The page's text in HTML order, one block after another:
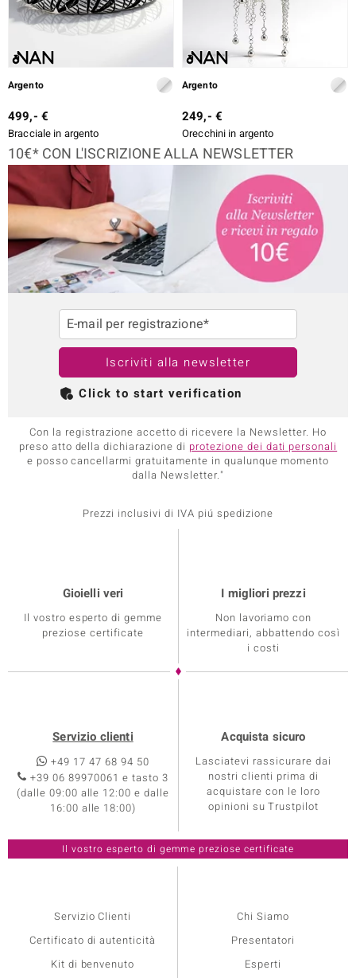
Argento
499,- €
Bracciale in argento
Argento
249,- €
Orecchini in argento
10€* CON L'ISCRIZIONE ALLA NEWSLETTER
E-mail per registrazione*
Iscriviti alla newsletter
Click to start verification
Con la registrazione accetto di ricevere la Newsletter. Ho
preso atto della dichiarazione di protezione dei dati personali
e posso cancellarmi gratuitamente in qualunque momento
dalla Newsletter."
Prezzi inclusivi di IVA piú spedizione
Gioielli veri
Il vostro esperto di gemme
preziose certificate
I migliori prezzi
Non lavoriamo con
intermediari, abbattendo così
i costi
Servizio clienti
+49 17 47 68 94 50
+39 06 89970061 e tasto 3
(dalle 09:00 alle 12:00 e dalle
16:00 alle 18:00)
Acquista sicuro
Lasciatevi rassicurare dai
nostri clienti prima di
acquistare con le loro
opinioni su Trustpilot
Servizio Clienti
Certificato di autenticità
Kit di benvenuto
Chi Siamo
Presentatori
Esperti